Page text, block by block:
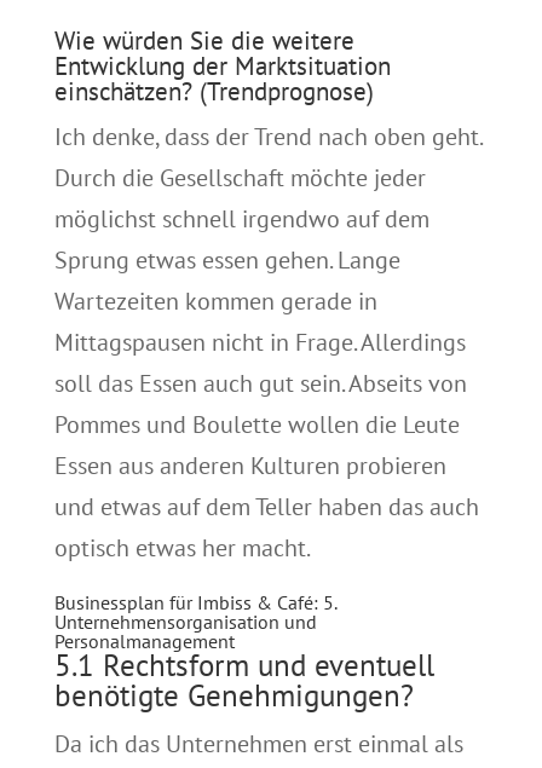
Wie würden Sie die weitere
Entwicklung der Marktsituation
einschätzen? (Trendprognose)
Ich denke, dass der Trend nach oben geht.
Durch die Gesellschaft möchte jeder
möglichst schnell irgendwo auf dem
Sprung etwas essen gehen. Lange
Wartezeiten kommen gerade in
Mittagspausen nicht in Frage. Allerdings
soll das Essen auch gut sein. Abseits von
Pommes und Boulette wollen die Leute
Essen aus anderen Kulturen probieren
und etwas auf dem Teller haben das auch
optisch etwas her macht.
Businessplan für Imbiss & Café: 5.
Unternehmensorganisation und
Personalmanagement
5.1 Rechtsform und eventuell
benötigte Genehmigungen?
Da ich das Unternehmen erst einmal als